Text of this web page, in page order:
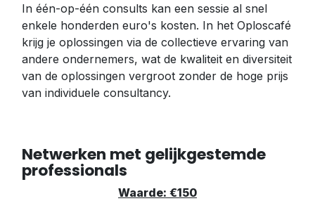
In één-op-één consults kan een sessie al snel
enkele honderden euro's kosten. In het Oploscafé
krijg je oplossingen via de collectieve ervaring van
andere ondernemers, wat de kwaliteit en diversiteit
van de oplossingen vergroot zonder de hoge prijs
van individuele consultancy.
Netwerken met gelijkgestemde
professionals
Waarde: €150